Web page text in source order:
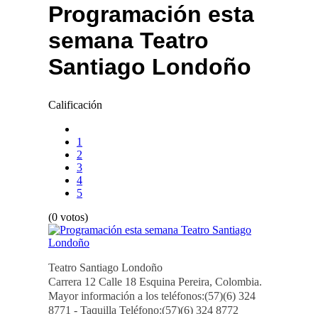
Programación esta
semana Teatro
Santiago Londoño
Calificación
1
2
3
4
5
(0 votos)
Teatro Santiago Londoño
Carrera 12 Calle 18 Esquina Pereira, Colombia.
Mayor información a los teléfonos:(57)(6) 324
8771 - Taquilla Teléfono:(57)(6) 324 8772